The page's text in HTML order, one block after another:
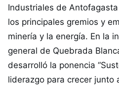
Industriales de
los principales gremios y
minería y la energía. En la
general de Quebrada
desarrolló la ponencia
liderazgo para crecer junto